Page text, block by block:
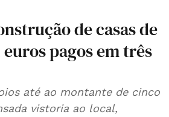
de casas de
pagos em três
até ao montante de cinco
vistoria ao local,